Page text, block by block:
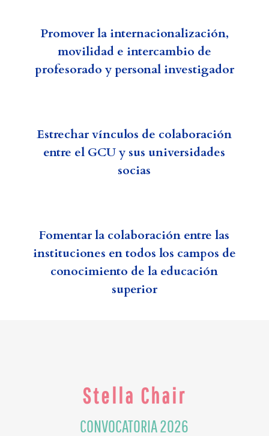
Promover la internacionalización,
movilidad e intercambio de
profesorado y personal investigador
Estrechar vínculos de colaboración
entre el GCU y sus universidades
socias
Fomentar la colaboración entre las
instituciones en todos los campos de
conocimiento de la educación
superior
Stella Chair
CONVOCATORIA 2026